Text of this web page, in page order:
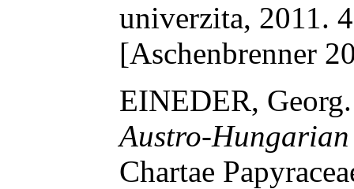
univerzita, 2011.
[Aschenbrenner
EINEDER,
Austro-
Chartae